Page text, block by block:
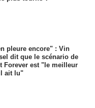
pleure encore" : Vin
dit que le scénario de
Forever est "le meilleur
ait lu"